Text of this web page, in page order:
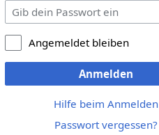
Angemeldet bleiben
Anmelden
Hilfe beim Anmelden
Passwort vergessen?